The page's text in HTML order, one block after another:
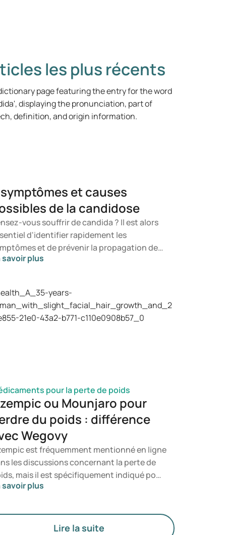
les plus récents
et causes
de la candidose
vous souffrir de candida ? Il est alors
d'identifier rapidement les
et de prévenir la propagation de
champignon. Dans cet article, vous
que les mécanismes de développement
infection à candida. Vous saurez ainsi à
moment il est pertinent de consulter un
savoir plus
pour la perte de poids
ou Mounjaro pour
du poids : différence
Wegovy
est fréquemment mentionné en ligne
les discussions concernant la perte de
mais il est spécifiquement indiqué pour
du diabète de type 2. Si vous
poids, des médicaments tels que Mounjaro
Wegovy sont généralement privilégiés. Le
savoir plus
Lire la suite